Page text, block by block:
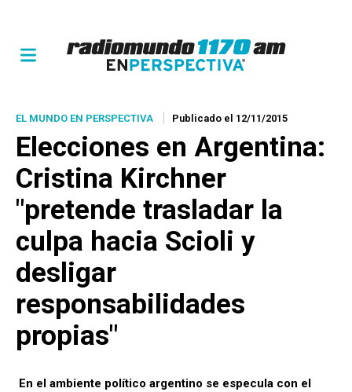
EL MUNDO EN PERSPECTIVA Publicado el 12/11/2015
Elecciones en Argentina:
Cristina Kirchner
"pretende trasladar la
culpa hacia Scioli y
desligar
responsabilidades
propias"
En el ambiente político argentino se especula con el